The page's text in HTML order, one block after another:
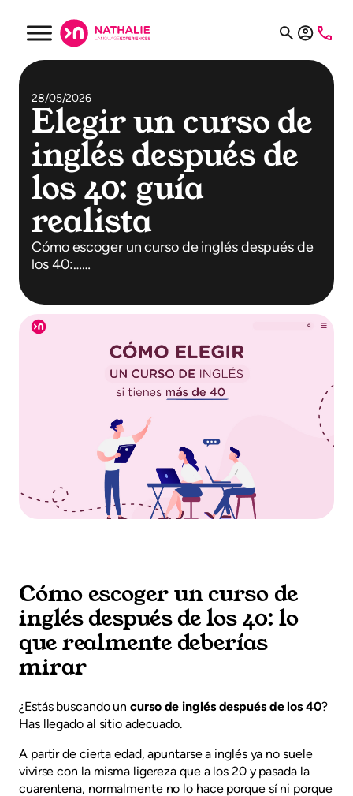
28/05/2026
Elegir un curso de
inglés después de
los 40: guía
realista
Cómo escoger un curso de inglés después de
los 40:……
Cómo escoger un curso de
inglés después de los 40: lo
que realmente deberías
mirar
¿Estás buscando uncurso de inglés después de los 40?
Has llegado al sitio adecuado.
A partir de cierta edad, apuntarse a inglés ya no suele
vivirse con la misma ligereza que a los 20 y pasada la
cuarentena, normalmente no lo hace porque sí ni porque